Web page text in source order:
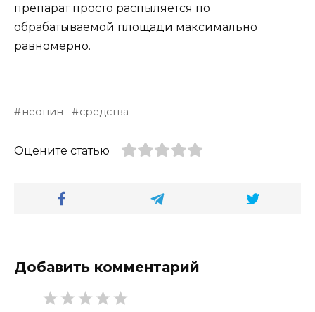
препарат просто распыляется по
обрабатываемой площади максимально
равномерно.
неопин средства
Оцените статью
Добавить комментарий